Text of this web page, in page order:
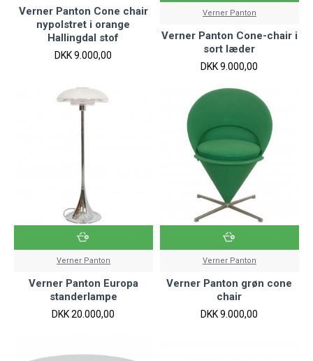
Verner Panton Cone chair
nypolstret i orange
Hallingdal stof
DKK 9.000,00
Verner Panton
Verner Panton Cone-chair i
sort læder
DKK 9.000,00
Verner Panton
Verner Panton Europa
standerlampe
DKK 20.000,00
Verner Panton
Verner Panton grøn cone
chair
DKK 9.000,00